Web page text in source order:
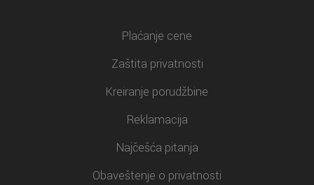
Plaćanje cene
Zaštita privatnosti
Kreiranje porudžbine
Reklamacija
Najčešća pitanja
Obaveštenje o privatnosti